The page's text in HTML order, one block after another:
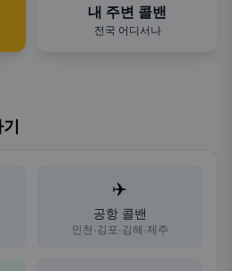
내 주변 콜밴
전국 어디서나
✈️
공항 콜밴
인천·김포·김해·제주